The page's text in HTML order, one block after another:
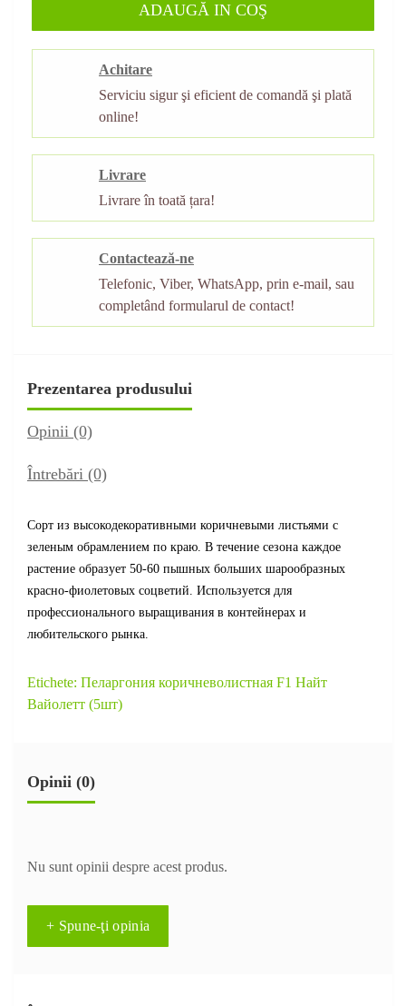
ADAUGĂ IN COŞ
Achitare
Serviciu sigur şi eficient de comandă şi plată
online!
Livrare
Livrare în toată țara!
Contactează-ne
Telefonic, Viber, WhatsApp, prin e-mail, sau
completând formularul de contact!
Prezentarea produsului
Opinii (0)
Întrebări (0)
Сорт из высокодекоративными коричневыми листьями с
зеленым обрамлением по краю. В течение сезона каждое
растение образует 50-60 пышных больших шарообразных
красно-фиолетовых соцветий. Используется для
профессионального выращивания в контейнерах и
любительского рынка.
Etichete: Пеларгония коричневолистная F1 Найт
Вайолетт (5шт)
Opinii (0)
Nu sunt opinii despre acest produs.
+ Spune-ţi opinia